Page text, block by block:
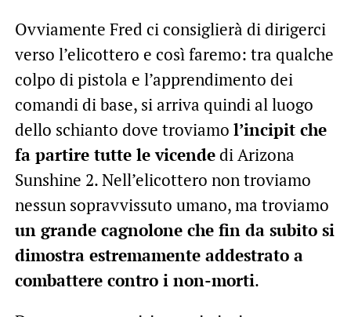
Ovviamente Fred ci consiglierà di dirigerci
verso l’elicottero e così faremo: tra qualche
colpo di pistola e l’apprendimento dei
comandi di base, si arriva quindi al luogo
dello schianto dove troviamo l’incipit che
fa partire tutte le vicendedi Arizona
Sunshine 2. Nell’elicottero non troviamo
nessun sopravvissuto umano, ma troviamo
un grande cagnolone che fin da subito si
dimostra estremamente addestrato a
combattere contro i non-morti.